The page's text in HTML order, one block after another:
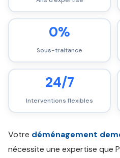
0%
Sous-traitance
24/7
Interventions flexibles
Votre déménagement
nécessite une expertise que